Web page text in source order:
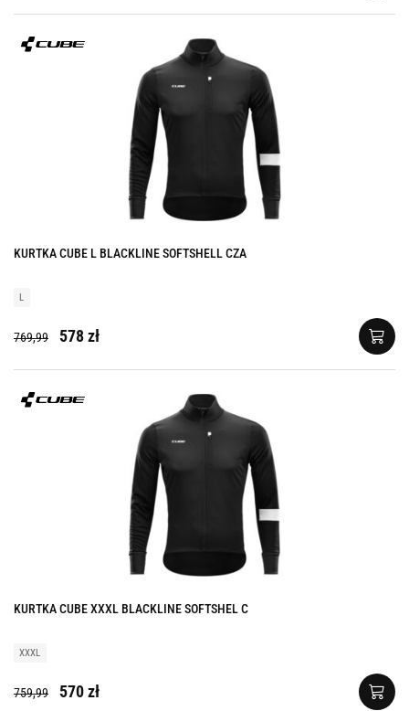
KURTKA CUBE L BLACKLINE SOFTSHELL CZA
L
769,99 578 zł
KURTKA CUBE XXXL BLACKLINE SOFTSHEL C
XXXL
759,99 570 zł